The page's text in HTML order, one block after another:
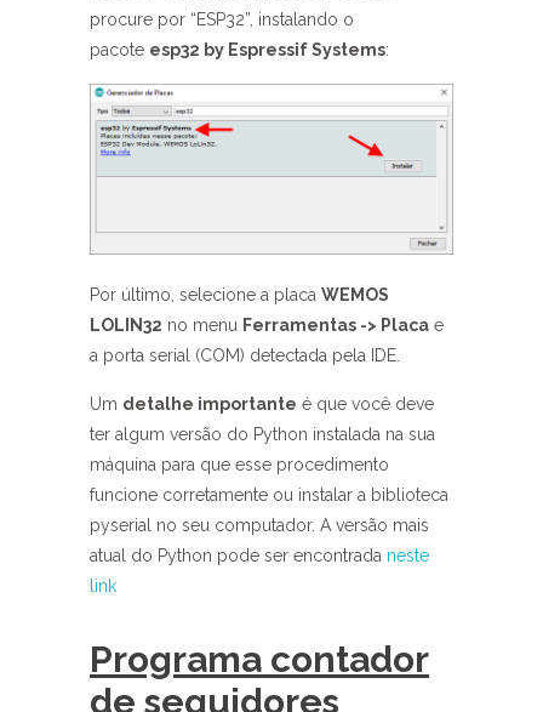
procure por “ESP32”, instalando o
pacote esp32 by Espressif Systems:
Por último, selecione a placa WEMOS
LOLIN32 no menu Ferramentas -> Placa e
a porta serial (COM) detectada pela IDE.
Um detalhe importante é que você deve
ter algum versão do Python instalada na sua
máquina para que esse procedimento
funcione corretamente ou instalar a biblioteca
pyserial no seu computador. A versão mais
atual do Python pode ser encontrada neste
link
Programa contador
de seguidores